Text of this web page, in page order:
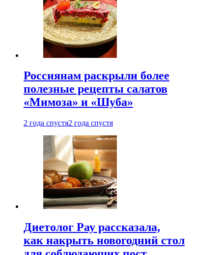
Россиянам раскрыли более
полезные рецепты салатов
«Мимоза» и «Шуба»
2 года спустя2 года спустя
Диетолог Рау рассказала,
как накрыть новогодний стол